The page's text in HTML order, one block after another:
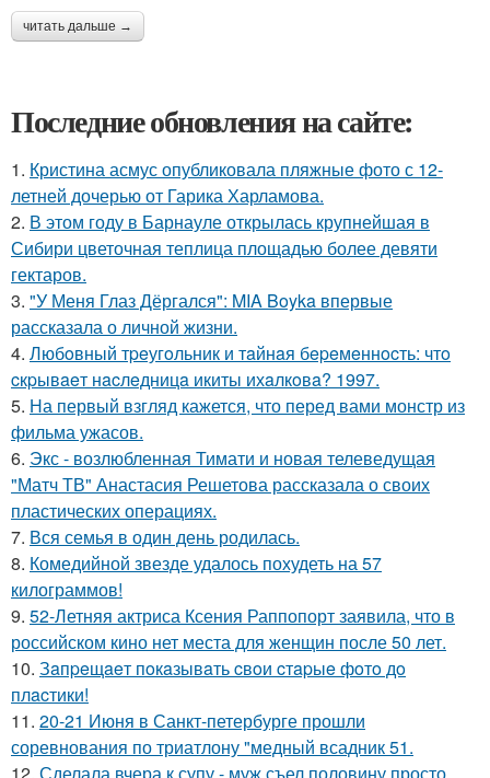
читать дальше →
Последние обновления на сайте:
1. Кристина асмус опубликовала пляжные фото с 12-
летней дочерью от Гарика Харламова.
2. В этом году в Барнауле открылась крупнейшая в
Сибири цветочная теплица площадью более девяти
гектаров.
3. "У Меня Глаз Дёргался": MIA Boyka впервые
рассказала о личной жизни.
4. Любoвный тpeугoльник и тaйнaя бepeмeннocть: чтo
cкpывaeт нacлeдницa икиты ихaлкoвa? 1997.
5. На первый взгляд кажется, что перед вами монстр из
фильма ужасов.
6. Экс - возлюбленная Тимати и новая телеведущая
"Матч ТВ" Анастасия Решетова рассказала о своих
пластических операциях.
7. Вся семья в один день родилась.
8. Комедийной звезде удалось похудеть на 57
килограммов!
9. 52-Летняя актриса Ксения Раппопорт заявила, что в
российском кино нет места для женщин после 50 лет.
10. Зaпpeщaeт пoкaзывaть cвoи cтapыe фoтo дo
плacтики!
11. 20-21 Июня в Санкт-петербурге прошли
соревнования по триатлону "медный всадник 51.